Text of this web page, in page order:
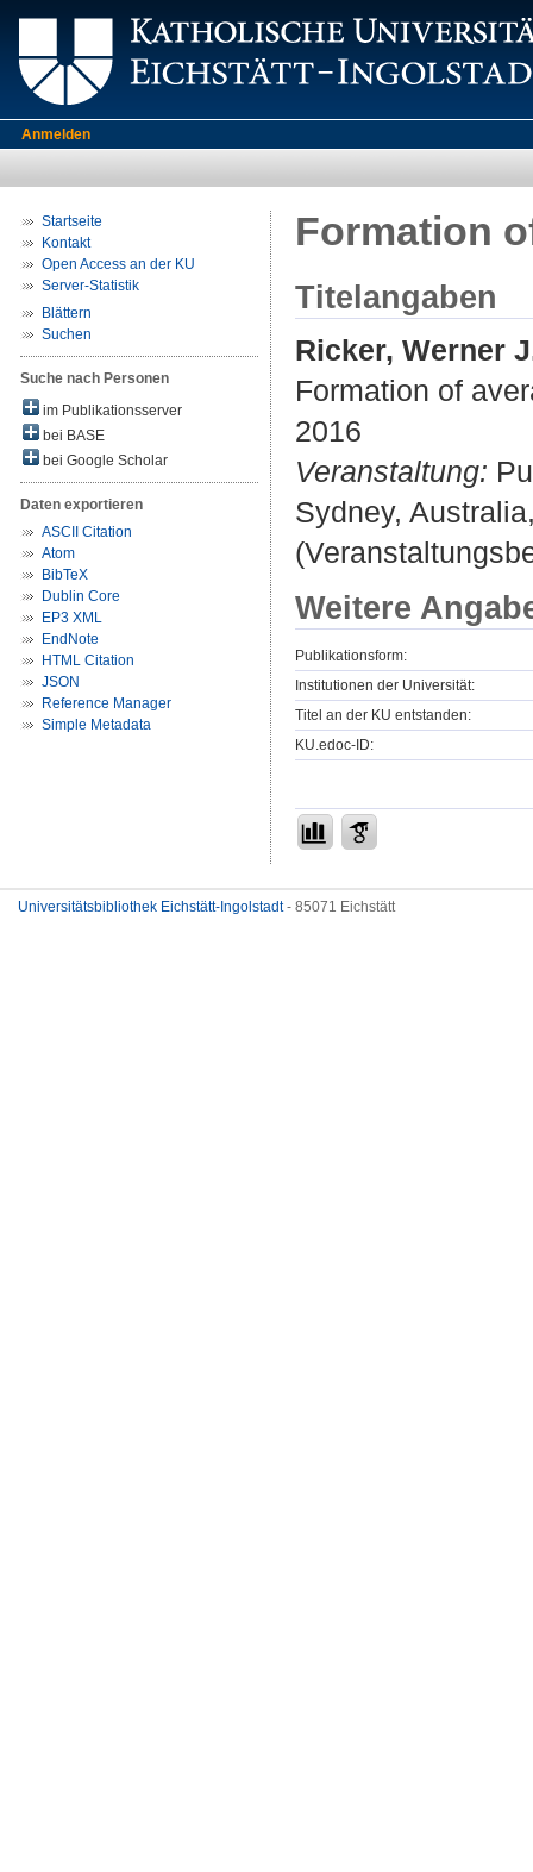
Anmelden
Startseite
Kontakt
Open Access an der KU
Server-Statistik
Blättern
Suchen
Suche nach Personen
im Publikationsserver
bei BASE
bei Google Scholar
Daten exportieren
ASCII Citation
Atom
BibTeX
Dublin Core
EP3 XML
EndNote
HTML Citation
JSON
Reference Manager
Simple Metadata
Formation
Titelangaben
Ricker, Werner
Formation of
2016
Veranstaltung:
Sydney,
Weitere
Publikationsform:
Institutionen der Universität:
Titel an der KU entstanden:
KU.edoc-ID:
Universitätsbibliothek Eichstätt-Ingolstadt- 85071 Eichstätt